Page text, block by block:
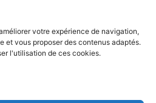
votre expérience de navigation,
et vous proposer des contenus adaptés.
l'utilisation de ces cookies.
- Prévention des TMS
OFSP